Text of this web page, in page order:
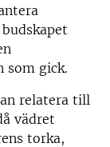
som gick.
relatera till
vädret
torka,